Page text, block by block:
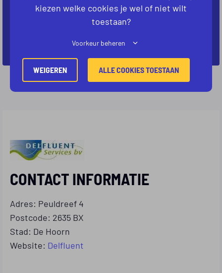
KOM IN CONTACT
CONTACT INFORMATIE
Adres: Peuldreef 4
Postcode: 2635 BX
Stad: De Hoorn
Website: Delfluent
kiezen welke cookies je wel of niet wilt
toestaan?
Voorkeur beheren
WEIGEREN ALLE COOKIES TOESTAAN